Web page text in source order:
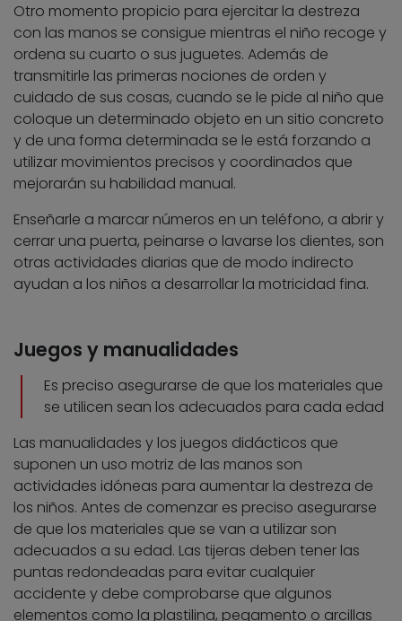
Otro momento propicio para ejercitar la destreza
con las manos se consigue mientras el niño recoge y
ordena su cuarto o sus juguetes. Además de
transmitirle las primeras nociones de orden y
cuidado de sus cosas, cuando se le pide al niño que
coloque un determinado objeto en un sitio concreto
y de una forma determinada se le está forzando a
utilizar movimientos precisos y coordinados que
mejorarán su habilidad manual.
Enseñarle a marcar números en un teléfono, a abrir y
cerrar una puerta, peinarse o lavarse los dientes, son
otras actividades diarias que de modo indirecto
ayudan a los niños a desarrollar la motricidad fina.
Juegos y manualidades
Es preciso asegurarse de que los materiales que
se utilicen sean los adecuados para cada edad
Las manualidades y los juegos didácticos que
suponen un uso motriz de las manos son
actividades idóneas para aumentar la destreza de
los niños. Antes de comenzar es preciso asegurarse
de que los materiales que se van a utilizar son
adecuados a su edad. Las tijeras deben tener las
puntas redondeadas para evitar cualquier
accidente y debe comprobarse que algunos
elementos como la plastilina, pegamento o arcillas